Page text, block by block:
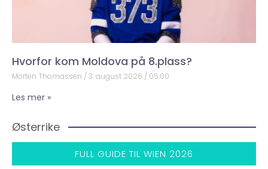
Hvorfor kom Moldova på 8.plass?
Morten Thomassen 3. august 2026 05:00
Les mer »
Østerrike
FULL GUIDE TIL WIEN 2026